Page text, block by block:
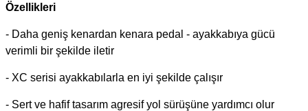
Özellikleri
- Daha geniş kenardan kenara pedal - ayakkabıya gücü
verimli bir şekilde iletir
- XC serisi ayakkabılarla en iyi şekilde çalışır
- Sert ve hafif tasarım agresif yol sürüşüne yardımcı olur